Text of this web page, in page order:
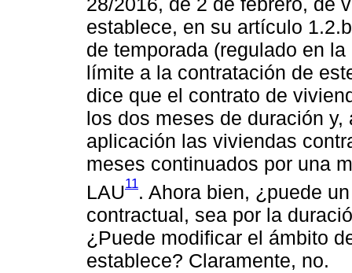
establece, en su artículo
de temporada (regulado en
límite a la contratación de
dice que el contrato de
los dos meses de duración
aplicación las viviendas
meses continuados por una
LAU11. Ahora bien, ¿puede
contractual, sea por la
¿Puede modificar el ámbito
establece? Claramente, no.